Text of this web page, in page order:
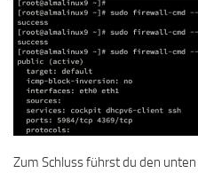
Zum Schluss führst du den